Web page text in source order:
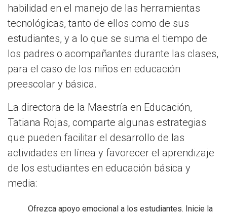
habilidad en el manejo de las herramientas
tecnológicas, tanto de ellos como de sus
estudiantes, y a lo que se suma el tiempo de
los padres o acompañantes durante las clases,
para el caso de los niños en educación
preescolar y básica.
La directora de la Maestría en Educación,
Tatiana Rojas, comparte algunas estrategias
que pueden facilitar el desarrollo de las
actividades en línea y favorecer el aprendizaje
de los estudiantes en educación básica y
media:
Ofrezca apoyo emocional a los estudiantes. Inicie la